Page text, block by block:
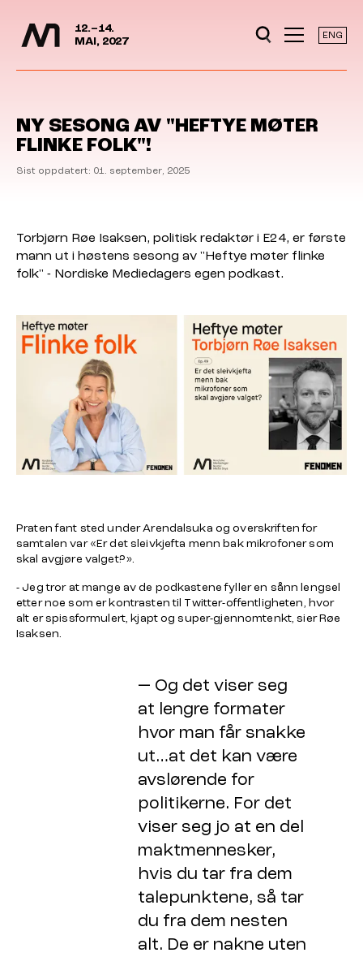
Hopp til hovedinnhold
12.–14.
MAI, 2027
ENG
NY SESONG AV "HEFTYE MØTER
FLINKE FOLK"!
Sist oppdatert: 01. september, 2025
Torbjørn Røe Isaksen, politisk redaktør i E24, er første
mann ut i høstens sesong av "Heftye møter flinke
folk" - Nordiske Mediedagers egen podkast.
Praten fant sted under Arendalsuka og overskriften for
samtalen var «Er det sleivkjefta menn bak mikrofoner som
skal avgjøre valget?».
- Jeg tror at mange av de podkastene fyller en sånn lengsel
etter noe som er kontrasten til Twitter-offentligheten, hvor
alt er spissformulert, kjapt og super-gjennomtenkt, sier Røe
Isaksen.
— Og det viser seg
at lengre formater
hvor man får snakke
ut…at det kan være
avslørende for
politikerne. For det
viser seg jo at en del
maktmennesker,
hvis du tar fra dem
talepunktene, så tar
du fra dem nesten
alt. De er nakne uten